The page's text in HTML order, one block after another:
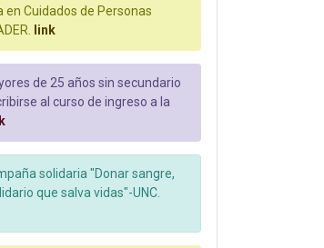
en Cuidados de Personas
link
de 25 años sin secundario
al curso de ingreso a la
solidaria "Donar sangre,
que salva vidas"-UNC.